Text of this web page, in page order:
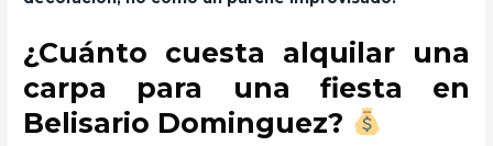
¿Cuánto cuesta alquilar una
carpa para una fiesta en
Belisario Dominguez?